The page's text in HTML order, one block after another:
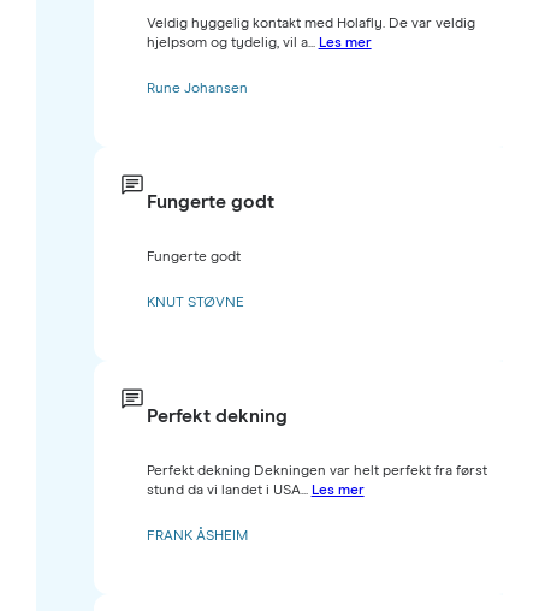
Veldig hyggelig kontakt med Holafly. De var veldig
hjelpsom og tydelig, vil a... Les mer
Rune Johansen
Fungerte godt
Fungerte godt
KNUT STØVNE
Perfekt dekning
Perfekt dekning Dekningen var helt perfekt fra først
stund da vi landet i USA... Les mer
FRANK ÅSHEIM